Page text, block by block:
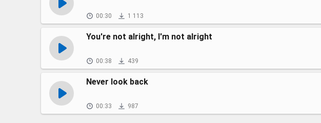
00:30 1 113
You're not alright, I'm not alright
00:38 439
Never look back
00:33 987